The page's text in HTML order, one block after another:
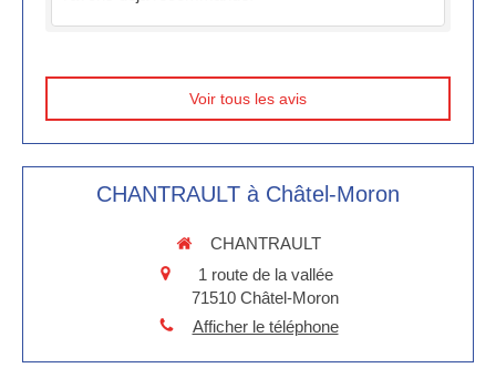
Voir tous les avis
CHANTRAULT à Châtel-Moron
CHANTRAULT
1 route de la vallée
71510 Châtel-Moron
Afficher le téléphone